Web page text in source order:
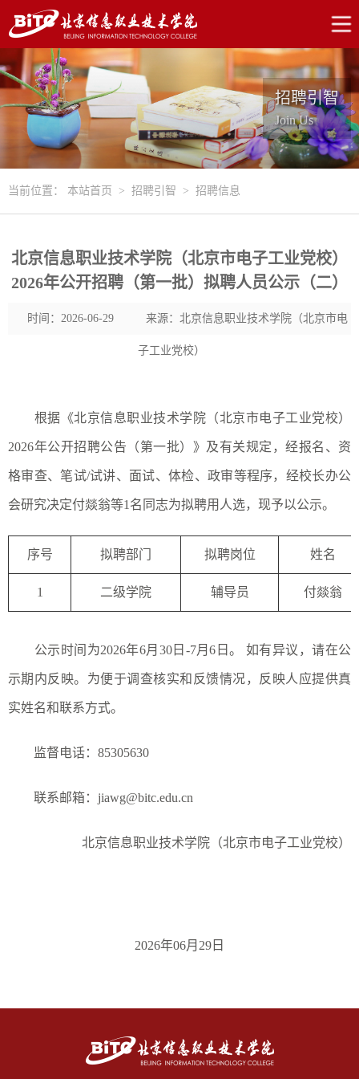
招聘引智
Join Us
当前位置： 本站首页 > 招聘引智 > 招聘信息
北京信息职业技术学院（北京市电子工业党校）
2026年公开招聘（第一批）拟聘人员公示（二）
时间：2026-06-29 来源：北京信息职业技术学院（北京市电
子工业党校）
根据《北京信息职业技术学院（北京市电子工业党校）
2026年公开招聘公告（第一批）》及有关规定，经报名、资
格审查、笔试/试讲、面试、体检、政审等程序，经校长办公
会研究决定付燚翁等1名同志为拟聘用人选，现予以公示。
序号 拟聘部门 拟聘岗位 姓名
1 二级学院 辅导员 付燚翁
公示时间为2026年6月30日-7月6日。 如有异议，请在公
示期内反映。为便于调查核实和反馈情况，反映人应提供真
实姓名和联系方式。
监督电话：85305630
联系邮箱：jiawg@bitc.edu.cn
北京信息职业技术学院 （北京市电子工业党校）
2026年06月29日